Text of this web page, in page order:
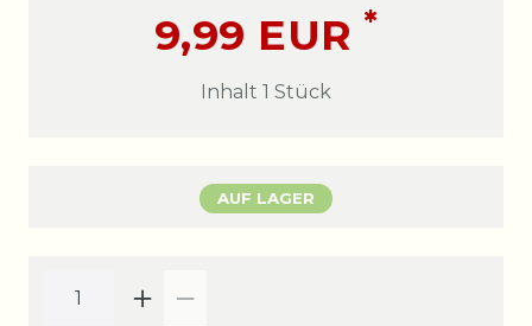
9,99 EUR *
Inhalt 1 Stück
AUF LAGER